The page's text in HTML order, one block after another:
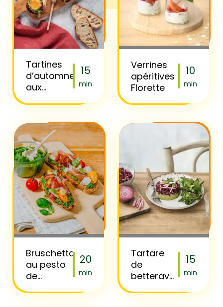
Tartines
d’automne
aux
15
min
Verrines
apéritives
Florette
10
min
Bruschetta
au pesto
de
20
min
Tartare
de
betterave,
15
min